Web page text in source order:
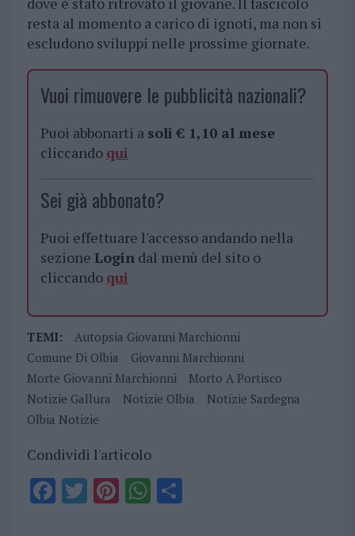
resta al momento a carico di ignoti, ma non si
escludono sviluppi nelle prossime giornate.
Vuoi rimuovere le pubblicità nazionali?
Puoi abbonarti a soli € 1,10 al mese
cliccando qui
Sei già abbonato?
Puoi effettuare l'accesso andando nella
sezione Logindal menù del sito o
cliccando qui
TEMI:
Autopsia Giovanni Marchionni
Comune Di Olbia
Giovanni Marchionni
Morte Giovanni Marchionni
Morto A Portisco
Notizie Gallura
Notizie Olbia
Notizie Sardegna
Olbia Notizie
Condividi l'articolo
F T PiWS